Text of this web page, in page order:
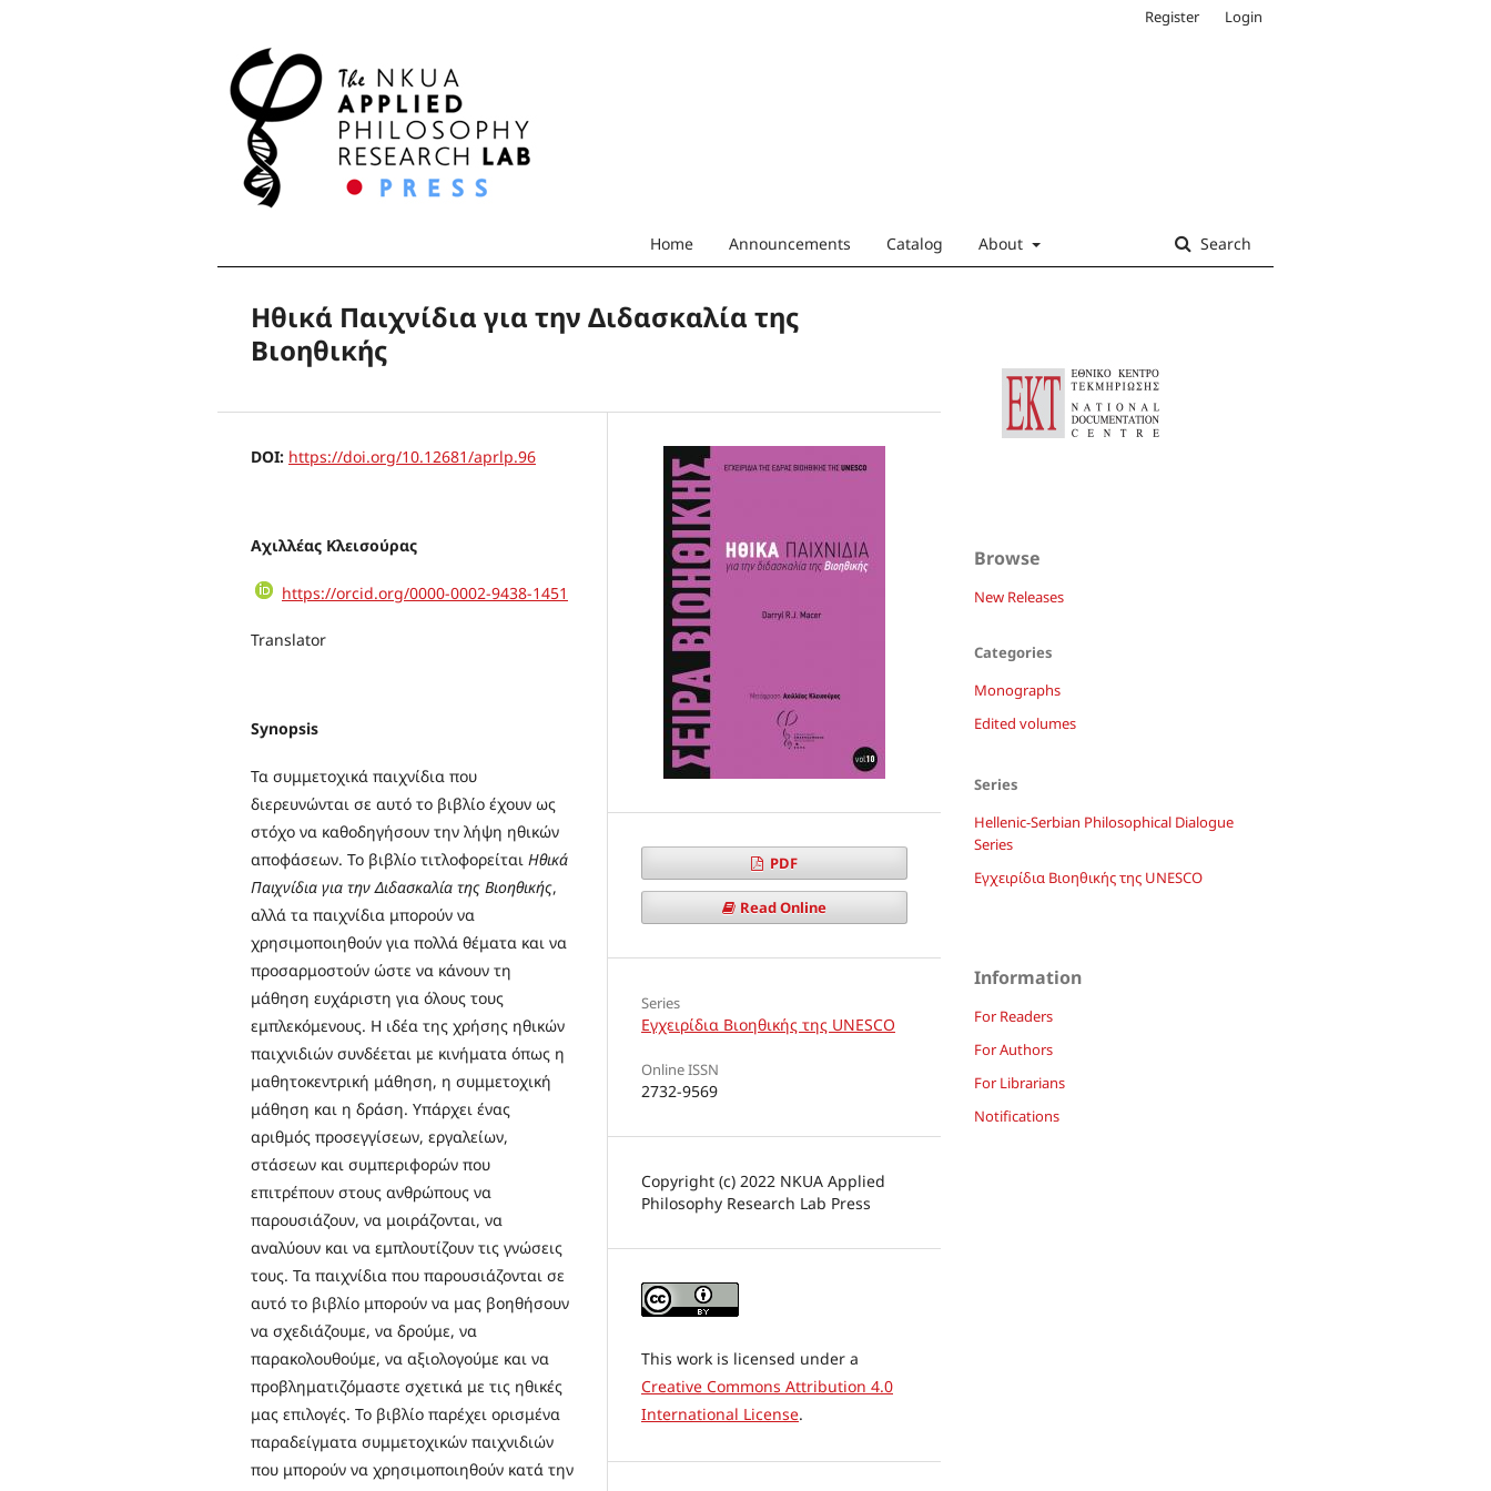
Home Announcements Catalog About Search
Register Login
Ηθικά Παιχνίδια για την Διδασκαλία της
Βιοηθικής
DOI: https://doi.org/10.12681/aprlp.96
Αχιλλέας Κλεισούρας
https://orcid.org/0000-0002-9438-1451
Translator
Synopsis
Τα συμμετοχικά παιχνίδια που
διερευνώνται σε αυτό το βιβλίο έχουν ως
στόχο να καθοδηγήσουν την λήψη ηθικών
αποφάσεων. Το βιβλίο τιτλοφορείται Ηθικά
Παιχνίδια για την Διδασκαλία της Βιοηθικής,
αλλά τα παιχνίδια μπορούν να
χρησιμοποιηθούν για πολλά θέματα και να
προσαρμοστούν ώστε να κάνουν τη
μάθηση ευχάριστη για όλους τους
εμπλεκόμενους. Η ιδέα της χρήσης ηθικών
παιχνιδιών συνδέεται με κινήματα όπως η
μαθητοκεντρική μάθηση, η συμμετοχική
μάθηση και η δράση. Υπάρχει ένας
αριθμός προσεγγίσεων, εργαλείων,
στάσεων και συμπεριφορών που
επιτρέπουν στους ανθρώπους να
παρουσιάζουν, να μοιράζονται, να
αναλύουν και να εμπλουτίζουν τις γνώσεις
τους. Τα παιχνίδια που παρουσιάζονται σε
αυτό το βιβλίο μπορούν να μας βοηθήσουν
να σχεδιάζουμε, να δρούμε, να
παρακολουθούμε, να αξιολογούμε και να
προβληματιζόμαστε σχετικά με τις ηθικές
μας επιλογές. Το βιβλίο παρέχει ορισμένα
παραδείγματα συμμετοχικών παιχνιδιών
που μπορούν να χρησιμοποιηθούν κατά την
PDF
Read Online
Series
Εγχειρίδια Βιοηθικής της UNESCO
Online ISSN
2732-9569
Copyright (c) 2022 NKUA Applied
Philosophy Research Lab Press
This work is licensed under a
Creative Commons Attribution 4.0
International License.
Browse
New Releases
Categories
Monographs
Edited volumes
Series
Hellenic-Serbian Philosophical Dialogue
Series
Εγχειρίδια Βιοηθικής της UNESCO
Information
For Readers
For Authors
For Librarians
Notifications